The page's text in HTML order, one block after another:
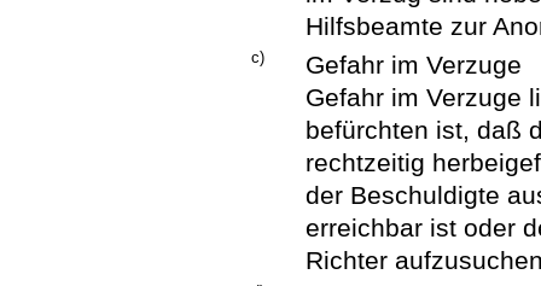
Hilfsbeamte zur
c)
Gefahr im Verzuge
Gefahr im Verzuge
befürchten ist, daß
rechtzeitig
der Beschuldigte
erreichbar ist oder
Richter